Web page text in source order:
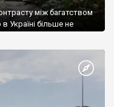
між багатством
Україні більше не